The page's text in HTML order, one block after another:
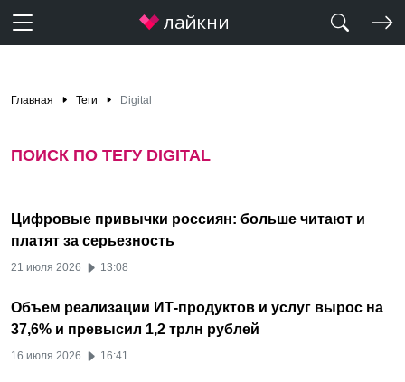
Главная Теги Digital
ПОИСК ПО ТЕГУ DIGITAL
Цифровые привычки россиян: больше читают и
платят за серьезность
21 июля 2026 13:08
Объем реализации ИТ-продуктов и услуг вырос на
37,6% и превысил 1,2 трлн рублей
16 июля 2026 16:41